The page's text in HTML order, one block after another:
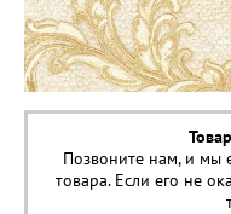
Позвоните нам, и мы
товара. Если его не